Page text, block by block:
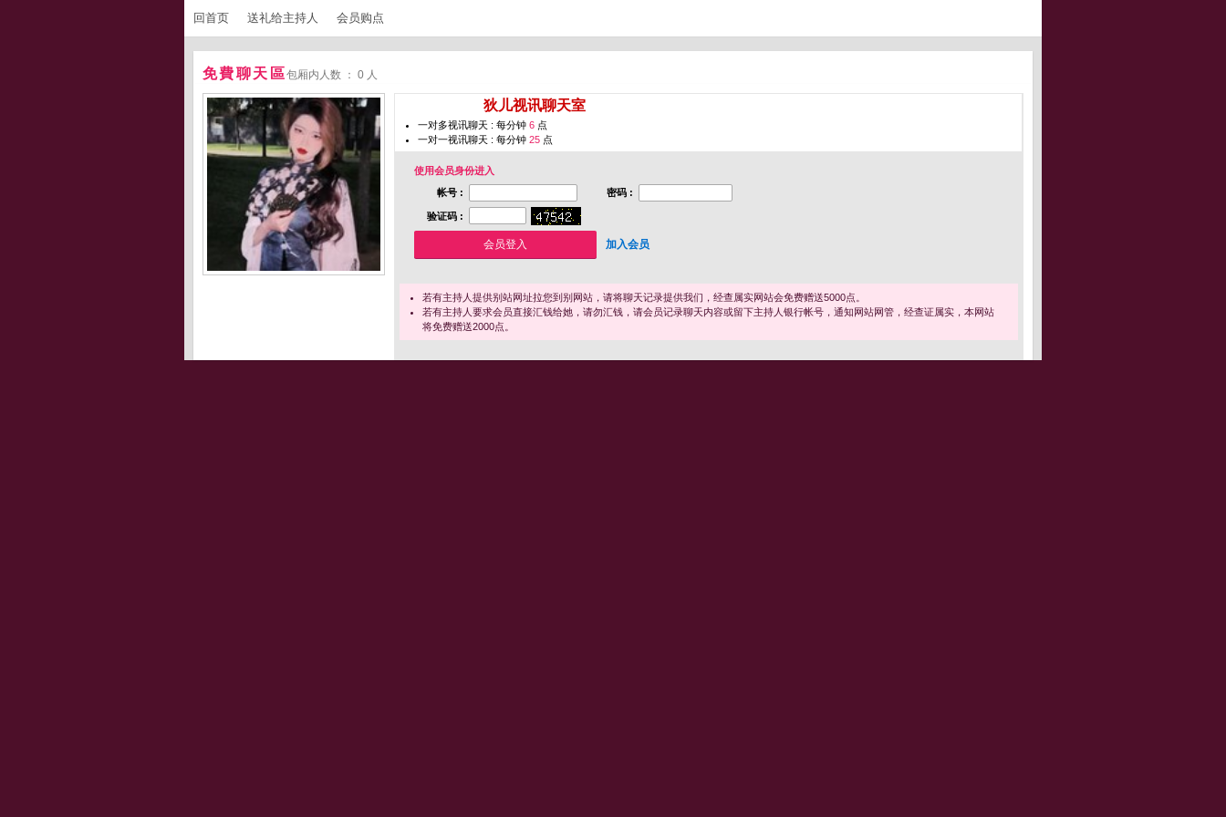
回首页 送礼给主持人 会员购点
免費聊天區包厢内人数 ： 0 人
狄儿视讯聊天室
一对多视讯聊天 : 每分钟 6 点
一对一视讯聊天 : 每分钟 25 点
使用会员身份进入
帐号 :
密码 :
验证码 :
加入会员
若有主持人提供别站网址拉您到别网站，请将聊天记录提供我们，经查属实网站会免费赠送5000点。
若有主持人要求会员直接汇钱给她，请勿汇钱，请会员记录聊天内容或留下主持人银行帐号，通知网站网管，经查证属实，本网站
将免费赠送2000点。